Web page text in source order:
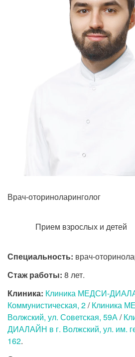
Прием кардиолога
Врач-оториноларинголог
Прием взрослых и детей
Специальность: врач-
Стаж работы: 8 лет.
Клиника: Клиника МЕДСИ-
Коммунистическая, 2/Клиника
Волжский, ул. Советская, 59А/
ДИАЛАЙН в г. Волжский, ул. им.
162.